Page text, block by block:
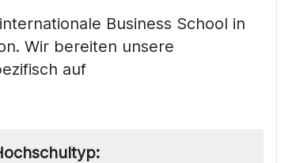
Business School in
Wir bereiten unsere
auf